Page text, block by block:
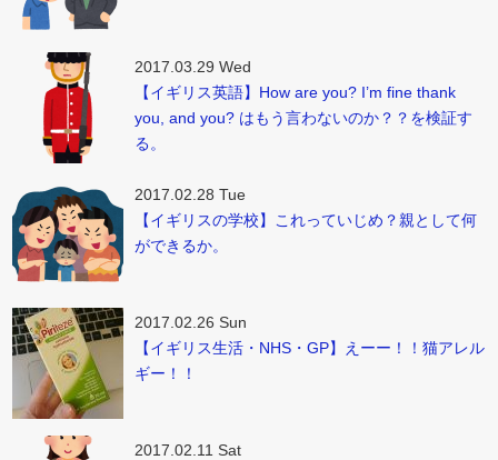
2017.03.29 Wed
【イギリス英語】How are you? I’m fine thank
you, and you? はもう言わないのか？？を検証す
る。
2017.02.28 Tue
【イギリスの学校】これっていじめ？親として何
ができるか。
2017.02.26 Sun
【イギリス生活・NHS・GP】えーー！！猫アレル
ギー！！
2017.02.11 Sat